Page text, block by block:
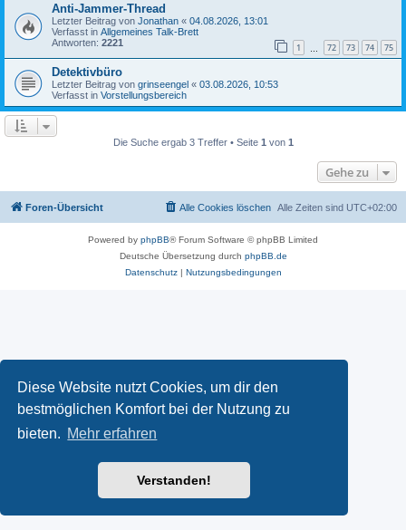
Diese Website nutzt Cookies, um dir den
bestmöglichen Komfort bei der Nutzung zu
bieten. Mehr erfahren
Verstanden!
Anti-Jammer-Thread
Letzter Beitrag von Jonathan « 04.08.2026, 13:01
Verfasst in Allgemeines Talk-Brett
Antworten: 2221 1 72 73 74 75
Detektivbüro
Letzter Beitrag von grinseengel « 03.08.2026, 10:53
Verfasst in Vorstellungsbereich
Die Suche ergab 3 Treffer • Seite 1 von 1
Gehe zu
Foren-Übersicht Alle Zeiten sind UTC+02:00
Alle Cookies löschen
Powered by phpBB® Forum Software © phpBB Limited
Deutsche Übersetzung durch phpBB.de
Datenschutz| Nutzungsbedingungen